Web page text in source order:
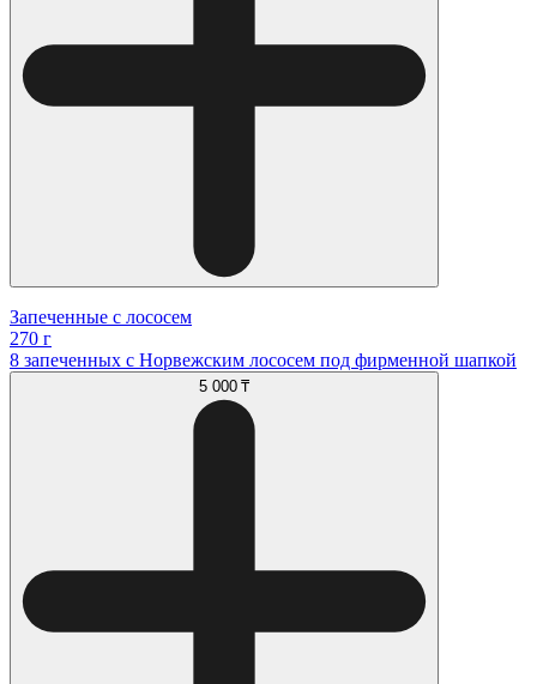
Запеченные с лососем
270 г
8 запеченных с Норвежским лососем под фирменной шапкой
5 000 ₸